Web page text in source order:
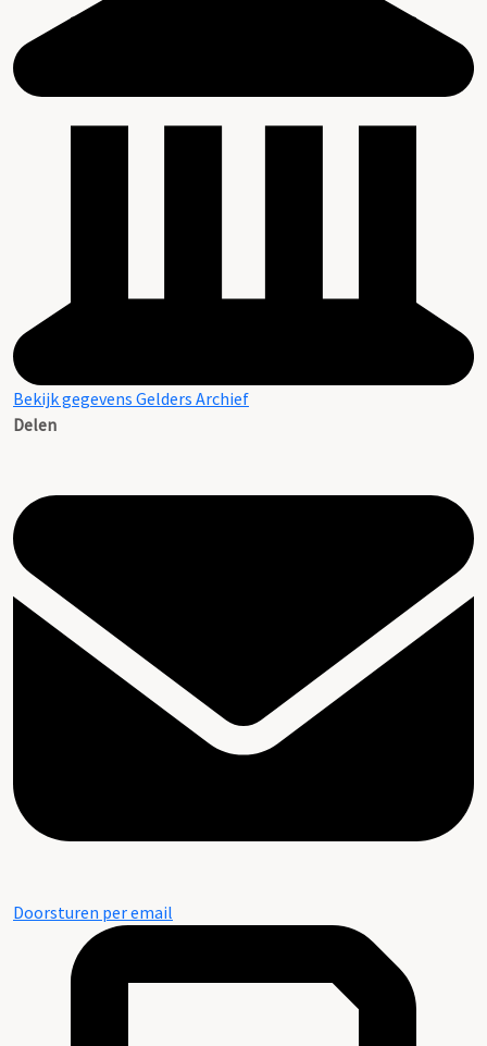
Bekijk gegevens Gelders Archief
Delen
Doorsturen per email